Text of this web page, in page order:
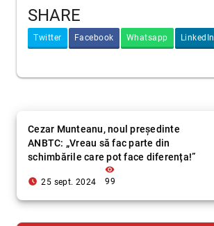
SHARE
Twitter Facebook Whatsapp LinkedIn
Cezar Munteanu, noul președinte
ANBTC: „Vreau să fac parte din
schimbările care pot face diferența!”
access_time_filled 25 sept. 2024
visibility
99